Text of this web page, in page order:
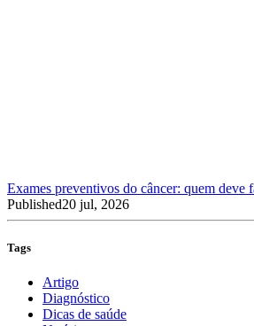
Exames preventivos do câncer: quem deve
Published20 jul, 2026
Tags
Artigo
Diagnóstico
Dicas de saúde